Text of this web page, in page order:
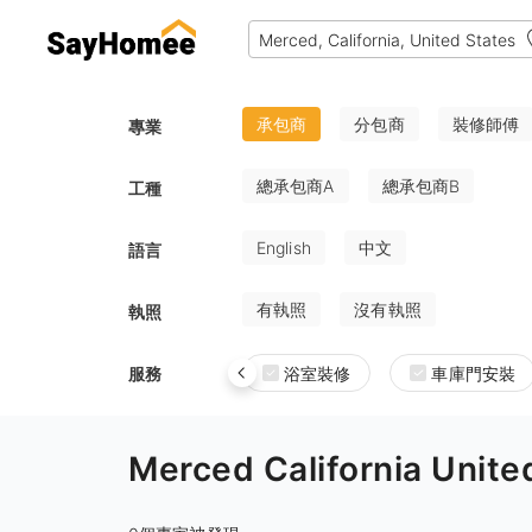
專業 承包商 分包商 裝修師傅
工種 總承包商A 總承包商B
語言 English 中文
執照 有執照 沒有執照
服務 浴室裝修 車庫門安裝
Merced California